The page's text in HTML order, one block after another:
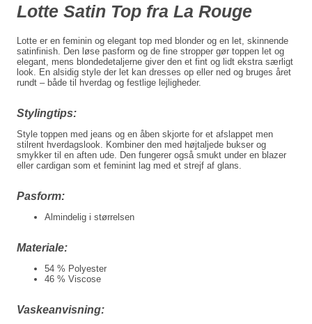
Lotte Satin Top fra La Rouge
Lotte er en feminin og elegant top med blonder og en let, skinnende
satinfinish. Den løse pasform og de fine stropper gør toppen let og
elegant, mens blondedetaljerne giver den et fint og lidt ekstra særligt
look. En alsidig style der let kan dresses op eller ned og bruges året
rundt – både til hverdag og festlige lejligheder.
Stylingtips:
Style toppen med jeans og en åben skjorte for et afslappet men
stilrent hverdagslook. Kombiner den med højtaljede bukser og
smykker til en aften ude. Den fungerer også smukt under en blazer
eller cardigan som et feminint lag med et strejf af glans.
Pasform:
Almindelig i størrelsen
Materiale:
54 % Polyester
46 % Viscose
Vaskeanvisning: